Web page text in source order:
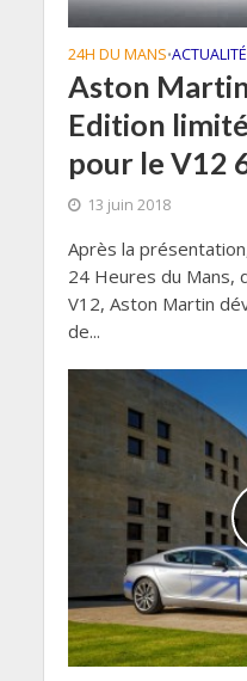
24H DU MANS•ACTUALITÉ
Aston
Edition
pour le V12
13 juin 2018
Après la
24 Heures du Mans,
V12, Aston Martin
de...